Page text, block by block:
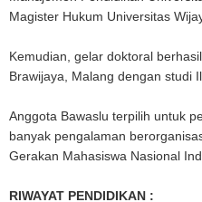
Magister Hukum Universitas
Kemudian, gelar doktoral
Brawijaya, Malang dengan studi
Anggota Bawaslu terpilih untuk
banyak pengalaman
Gerakan Mahasiswa Nasional
RIWAYAT PENDIDIKAN :